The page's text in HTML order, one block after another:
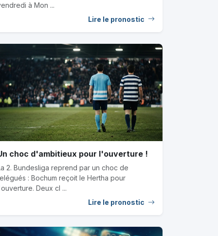
à Mon ...
Lire le pronostic
choc d'ambitieux pour l'ouverture !
2. Bundesliga reprend par un choc de
: Bochum reçoit le Hertha pour
Deux cl ...
Lire le pronostic